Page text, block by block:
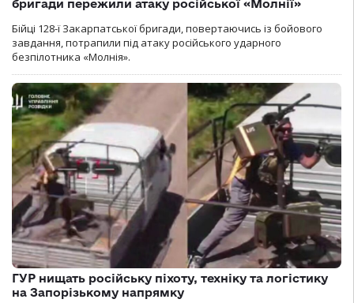
бригади пережили атаку російської «Молнії»
Бійці 128-ї Закарпатської бригади, повертаючись із бойового
завдання, потрапили під атаку російського ударного
безпілотника «Молнія».
ГУР нищать російську піхоту, техніку та логістику
на Запорізькому напрямку